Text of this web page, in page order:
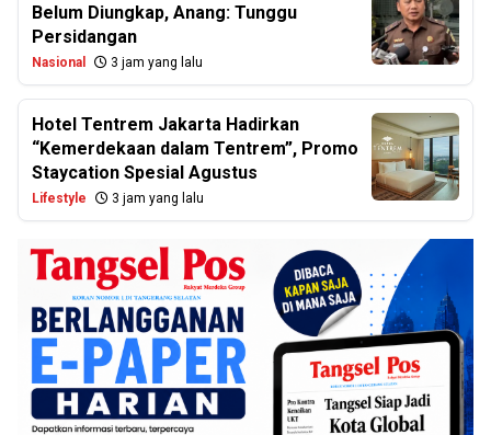
Belum Diungkap, Anang: Tunggu
Persidangan
Nasional 3 jam yang lalu
Hotel Tentrem Jakarta Hadirkan
“Kemerdekaan dalam Tentrem”, Promo
Staycation Spesial Agustus
Lifestyle 3 jam yang lalu